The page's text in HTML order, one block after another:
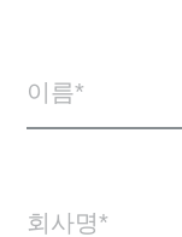
이름
회사명